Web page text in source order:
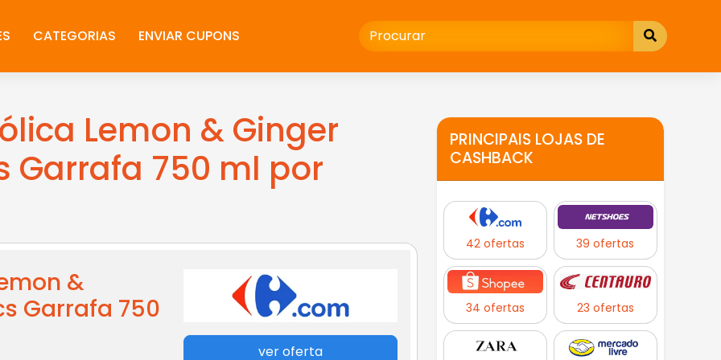
CATEGORIAS ENVIAR CUPONS
Lemon & Ginger
Garrafa 750 ml por
&
Garrafa 750
ver oferta
PRINCIPAIS LOJAS DE
CASHBACK
42 ofertas 39 ofertas
34 ofertas 23 ofertas